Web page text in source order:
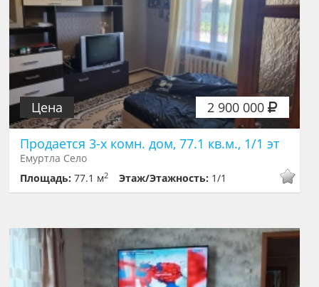
2 900 000
Цена
Продается 3-х комн. дом, 77.1 кв.м., 1/1 эт
Емуртла Село
Площадь:77.1 м2 Этаж/Этажность: 1/1